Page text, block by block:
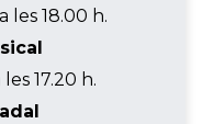
les 18.00 h.
17.20 h.